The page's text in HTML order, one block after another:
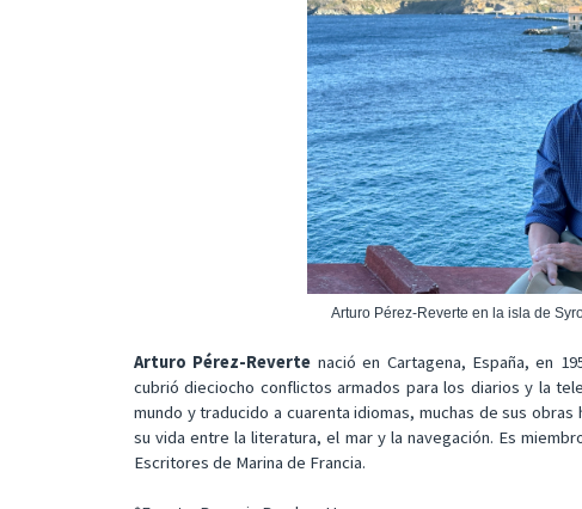
Arturo Pérez-Reverte en la isla de
Arturo Pérez-Reverte nació en Cartagena, España, en
cubrió dieciocho conflictos armados para los diarios y la
mundo y traducido a cuarenta idiomas, muchas de sus
su vida entre la literatura, el mar y la navegación. Es
Escritores de Marina de Francia.